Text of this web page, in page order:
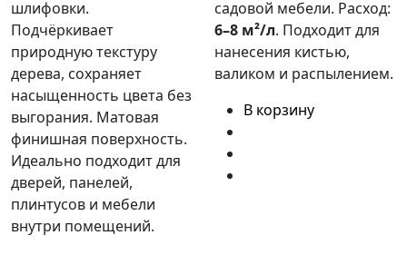
шлифовки.
Подчёркивает
природную текстуру
дерева, сохраняет
насыщенность цвета без
выгорания. Матовая
финишная поверхность.
Идеально подходит для
дверей, панелей,
плинтусов и мебели
внутри помещений.
садовой мебели. Расход:
6–8 м²/л. Подходит для
нанесения кистью,
валиком и распылением.
В корзину